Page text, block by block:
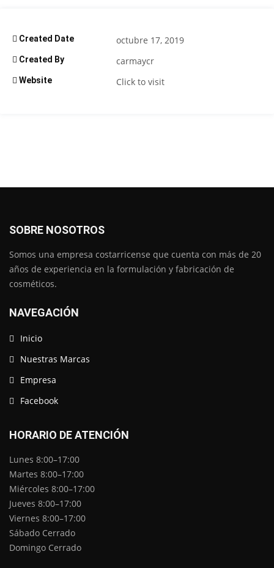
Created Date octubre 17, 2019
Created By carmaycr
Website Click to visit
SOBRE NOSOTROS
Somos una empresa costarricense que cuenta con más de 20
años de experiencia en la formulación y fabricación de
cosméticos.
NAVEGACIÓN
Inicio
Nuestras Marcas
Empresa
Facebook
HORARIO DE ATENCIÓN
Lunes 8:00–17:00
Martes 8:00–17:00
Miércoles 8:00–17:00
Jueves 8:00–17:00
Viernes 8:00–17:00
Sábado Cerrado
Domingo Cerrado